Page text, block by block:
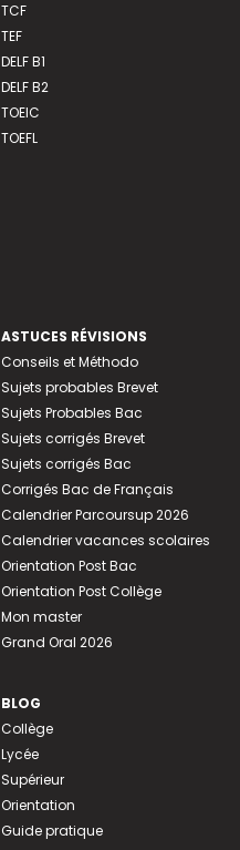
TCF
TEF
DELF B1
DELF B2
TOEIC
TOEFL
ASTUCES RÉVISIONS
Conseils et Méthodo
Sujets probables Brevet
Sujets Probables Bac
Sujets corrigés Brevet
Sujets corrigés Bac
Corrigés Bac de Français
Calendrier Parcoursup 2026
Calendrier vacances scolaires
Orientation Post Bac
Orientation Post Collège
Mon master
Grand Oral 2026
BLOG
Collège
Lycée
Supérieur
Orientation
Guide pratique